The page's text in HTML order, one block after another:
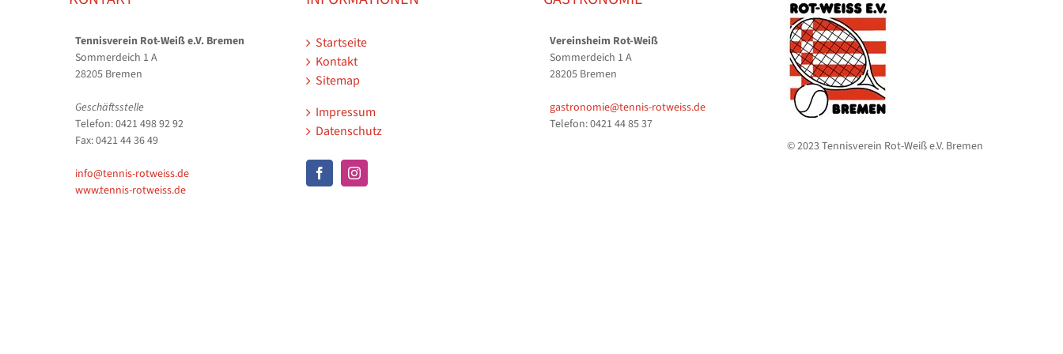
Tennisverein Rot-Weiß e.V. Bremen
Sommerdeich 1 A
28205 Bremen
Geschäftsstelle
Telefon: 0421 498 92 92
Fax: 0421 44 36 49
info@tennis-rotweiss.de
www.tennis-rotweiss.de
Startseite
Kontakt
Sitemap
Impressum
Datenschutz
Vereinsheim Rot-Weiß
Sommerdeich 1 A
28205 Bremen
gastronomie@tennis-rotweiss.de
Telefon: 0421 44 85 37
© 2023 Tennisverein Rot-Weiß e.V. Bremen